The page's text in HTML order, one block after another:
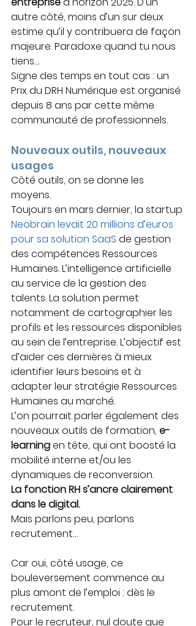
autre côté, moins d’un sur deux
estime qu’il y contribuera de façon
majeure. Paradoxe quand tu nous
tiens…
Signe des temps en tout cas : un
Prix du DRH Numérique est organisé
depuis 8 ans par cette même
communauté de professionnels.
Nouveaux outils, nouveaux
usages
Côté outils, on se donne les
moyens.
Toujours en mars dernier, la startup
Neobrain levait 20 millions d’euros
pour sa solution SaaS de gestion
des compétences Ressources
Humaines. L’intelligence artificielle
au service de la gestion des
talents. La solution permet
notamment de cartographier les
profils et les ressources disponibles
au sein de l’entreprise. L’objectif est
d’aider ces dernières à mieux
identifier leurs besoins et à
adapter leur stratégie Ressources
Humaines au marché.
L’on pourrait parler également des
nouveaux outils de formation, e-
learning en tête, qui ont boosté la
mobilité interne et/ou les
dynamiques de reconversion.
La fonction RH s’ancre clairement
dans le digital.
Mais parlons peu, parlons
recrutement…
Car oui, côté usage, ce
bouleversement commence au
plus amont de l’emploi : dès le
recrutement.
Pour le recruteur, nul doute que